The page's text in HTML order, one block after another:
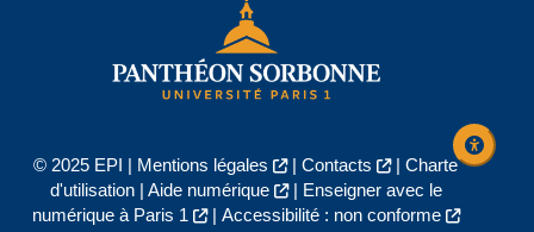
© 2025 EPI | Mentions légales | Contacts | Charte
d'utilisation| Aide numérique |
Enseigner avec le
numérique à Paris 1
| Accessibilité : non conforme